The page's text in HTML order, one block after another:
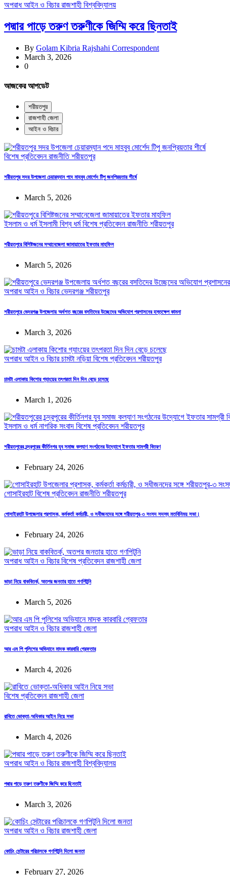
অপরাধআইন ও বিচাররাজশাহী বিশ্ববিদ্যালয়
পদ্মার পাড়ে তরুণ তরুণীকে জিম্মি করে ছিনতাই
By Golam Kibria Rajshahi Correspondent
March 3, 2026
0
আজকের আপডেট
শরীয়তপুর
রাজশাহী জেলা
আইন ও বিচার
বিশেষ প্রতিবেদনরাজনীতিশরীয়তপুর
শরীয়তপুর সদর উপজেলা চেয়ারম্যান পদে মাহবুব মোর্শেদ টিপু জনপ্রিয়তার শীর্ষে
March 5, 2026
ইসলাম ও ধর্মইসলামী বিশ্ব ধর্মবিশেষ প্রতিবেদনরাজনীতিশরীয়তপুর
শরীয়তপুরে বিশিষ্টজনের সম্মানেজেলা জামায়াতের ইফতার মাহফিল
March 5, 2026
অপরাধআইন ও বিচারভেদরগঞ্জ শরীয়তপুর
শরীয়তপুরে ভেদরগঞ্জ উপজেলায় অর্ধশত বছরের বসতিদের উচ্ছেদের অভিযোগ প্রশাসনের হস্তক্ষেপ কামনা
March 3, 2026
অপরাধআইন ও বিচারচামটা নড়িয়া বিশেষ প্রতিবেদনশরীয়তপুর
চামটা এলাকায় কিশোর গ্যাংয়ের তৎপরতা দিন দিন বেড়ে চলেছে
March 1, 2026
ইসলাম ও ধর্মনাগরিক সংবাদ বিশেষ প্রতিবেদনশরীয়তপুর
শরীয়তপুরের চন্দ্রপুরের কীর্তিনগর যুব সমাজ কল্যাণ সংগঠনের উদ্যোগে ইফতার সামগ্রী বিতরণ
February 24, 2026
গোসাইরহাটবিশেষ প্রতিবেদনরাজনীতিশরীয়তপুর
গোসাইরহাট উপজেলার প্রশাসক, কর্মকর্তা কর্মচারী, ও সধীজনদের সঙ্গে শরীয়তপুর-৩ সংসদ সদস্য মতবিনিময় সভা।
February 24, 2026
অপরাধআইন ও বিচারবিশেষ প্রতিবেদনরাজশাহী জেলা
ভাড়া নিয়ে বাকবিতর্ক, অতপর জনতার হাতে গণপিটুনি
March 5, 2026
অপরাধআইন ও বিচাররাজশাহী জেলা
আর এম পি পুলিশের অভিযানে মাদক কারবারি গ্রেফতার
March 4, 2026
বিশেষ প্রতিবেদনরাজশাহী জেলা
রাবিতে ভোক্তা-অধিকার আইন নিয়ে সভা
March 4, 2026
অপরাধআইন ও বিচাররাজশাহী বিশ্ববিদ্যালয়
পদ্মার পাড়ে তরুণ তরুণীকে জিম্মি করে ছিনতাই
March 3, 2026
অপরাধআইন ও বিচাররাজশাহী জেলা
কোচিং সেন্টারের পরিচালকে গণপিটুনি দিলো জনতা
February 27, 2026